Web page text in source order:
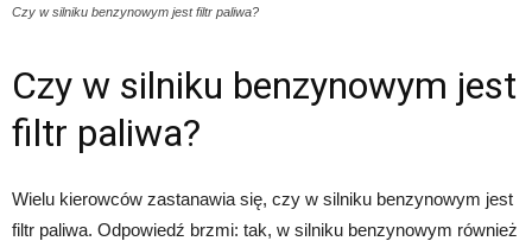
Czy w silniku benzynowym jest filtr paliwa?
Czy w silniku benzynowym jest
filtr paliwa?
Wielu kierowców zastanawia się, czy w silniku benzynowym jest
filtr paliwa. Odpowiedź brzmi: tak, w silniku benzynowym również